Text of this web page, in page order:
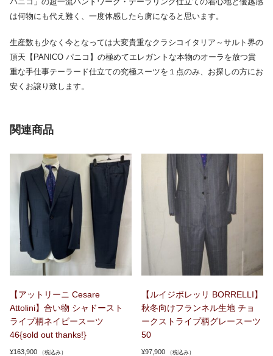
は何物にも代え難く、一度体感したら虜になると思います。
生産数も少なく今となっては大変貴重なクラシコイタリア～サルト界の
頂天【PANICO パニコ】の極めてエレガントな本物のオーラを放つ貴
重な手仕事テーラード仕立ての究極スーツを１点のみ、お探しの方にお
安くお譲り致します。
関連商品
【アットリーニ Cesare
Attolini】合い物 シャドースト
ライプ柄ネイビースーツ
46{sold out thanks!}
¥163,900 （税込み）
【ルイジボレッリ BORRELLI】
秋冬向けフランネル生地 チョ
ークストライプ柄グレースーツ
50
¥97,900 （税込み）